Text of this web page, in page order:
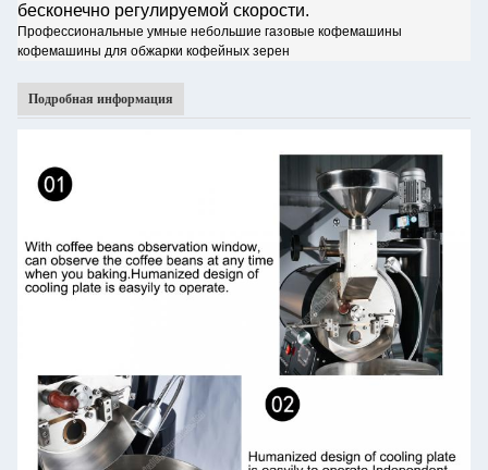
бесконечно регулируемой скорости.
Профессиональные умные небольшие газовые кофемашины
кофемашины для обжарки кофейных зерен
Подробная информация